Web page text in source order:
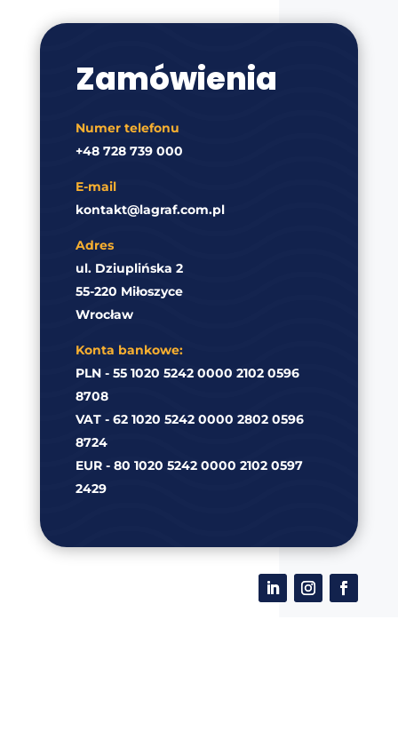
Zamówienia
Numer telefonu
+48 728 739 000
E-mail
kontakt@lagraf.com.pl
Adres
ul. Dziuplińska 2
55-220 Miłoszyce
Wrocław
Konta bankowe:
PLN - 55 1020 5242 0000 2102 0596
8708
VAT - 62 1020 5242 0000 2802 0596
8724
EUR - 80 1020 5242 0000 2102 0597
2429